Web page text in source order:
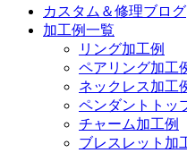
カスタム＆修理ブログ
加工例一覧
リング加工例
ペアリング加工
ネックレス加工
ペンダントトッ
チャーム加工例
ブレスレット加